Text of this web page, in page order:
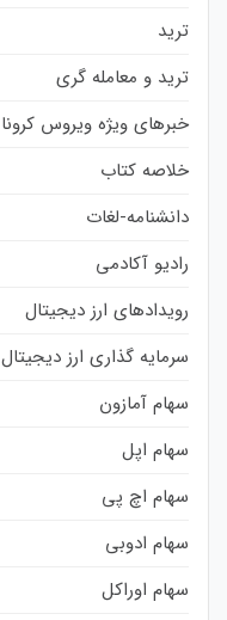
ترید
ترید و معامله گری
خبرهای ویژه ویروس کرونا
خلاصه کتاب
دانشنامه-لغات
رادیو آکادمی
رویدادهای ارز دیجیتال
سرمایه گذاری ارز دیجیتال
سهام آمازون
سهام اپل
سهام اچ پی
سهام ادوبی
سهام اوراکل